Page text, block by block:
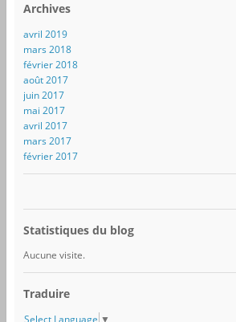
e
e
-
m
a
i
l
Archives
avril 2019
mars 2018
février 2018
août 2017
juin 2017
mai 2017
avril 2017
mars 2017
février 2017
Statistiques du blog
Aucune visite.
Traduire